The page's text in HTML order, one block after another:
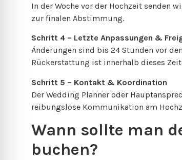
In der Woche vor der Hochzeit senden
zur finalen Abstimmung.
Schritt 4 – Letzte Anpassungen &
Änderungen sind bis 24 Stunden vor
Rückerstattung ist innerhalb dieses
Schritt 5 – Kontakt & Koordination
Der Wedding Planner oder
reibungslose Kommunikation am
Wann sollte man
buchen?